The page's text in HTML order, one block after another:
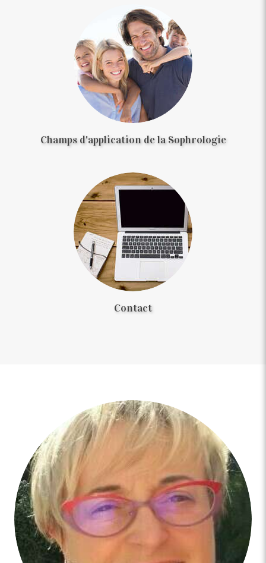
Champs d'application de la Sophrologie
Contact